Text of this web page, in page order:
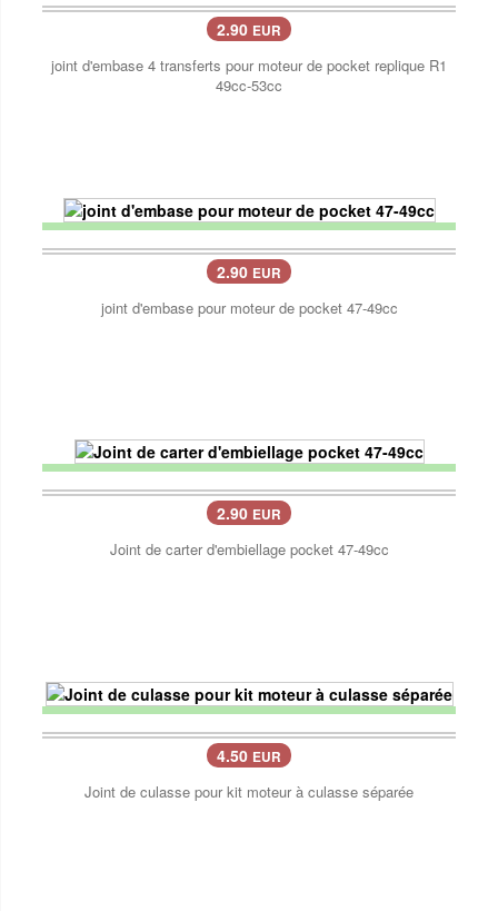
2.90 EUR
joint d'embase 4 transferts pour moteur de pocket replique R1
49cc-53cc
2.90 EUR
joint d'embase pour moteur de pocket 47-49cc
2.90 EUR
Joint de carter d'embiellage pocket 47-49cc
4.50 EUR
Joint de culasse pour kit moteur à culasse séparée